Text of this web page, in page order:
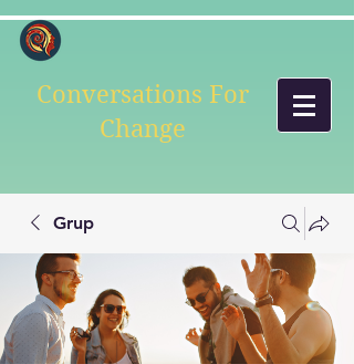
Conversations For
Change
Grup